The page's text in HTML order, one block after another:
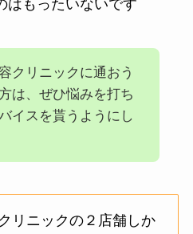
はもったいないです
クリニックに通おう
は、ぜひ悩みを打ち
イスを貰うようにし
リニックの２店舗しか